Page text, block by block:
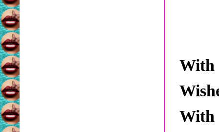
With
With